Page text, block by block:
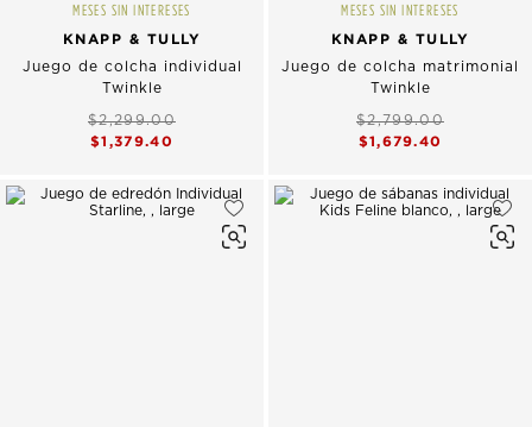
MESES SIN INTERESES
KNAPP & TULLY
Juego de colcha individual
Twinkle
$2,299.00
$1,379.40
MESES SIN INTERESES
KNAPP & TULLY
Juego de colcha matrimonial
Twinkle
$2,799.00
$1,679.40